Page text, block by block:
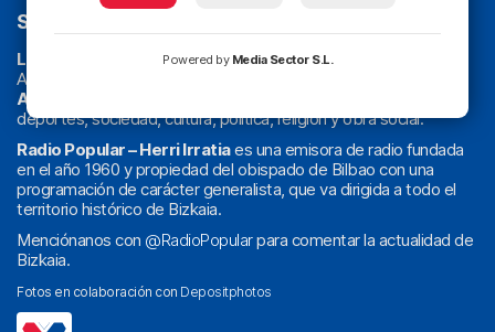
SOBRE NOSOTROS
La radio sin cadenas. Desde 1960 haciendo radio en Bilbao.
Actualidad y
Athletic
deportes, sociedad, cultura, política, religión y obra social.
Radio Popular – Herri Irratiaes una emisora de radio fundada
en el año 1960 y propiedad del obispado de Bilbao con una
programación de carácter generalista, que va dirigida a todo el
territorio histórico de Bizkaia.
Menciónanos con @RadioPopularpara comentar la actualidad de
Bizkaia.
Fotos en colaboración con Depositphotos
Powered by Media Sector S.L.